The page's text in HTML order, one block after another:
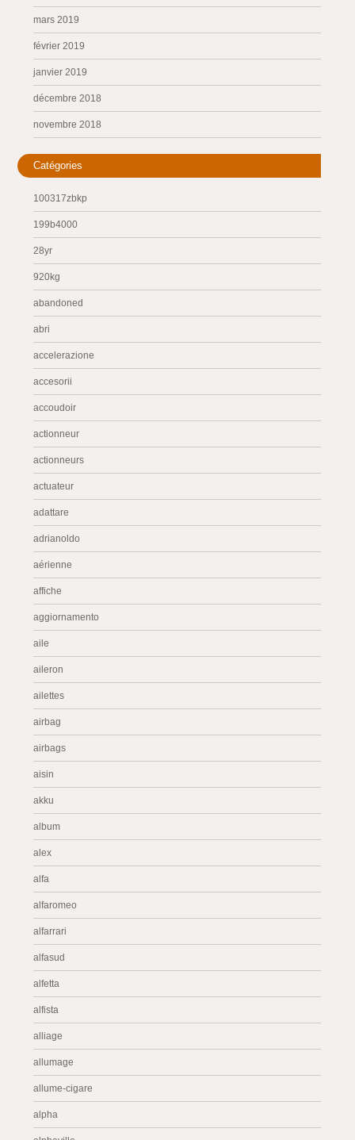
mars 2019
février 2019
janvier 2019
décembre 2018
novembre 2018
Catégories
100317zbkp
199b4000
28yr
920kg
abandoned
abri
accelerazione
accesorii
accoudoir
actionneur
actionneurs
actuateur
adattare
adrianoldo
aérienne
affiche
aggiornamento
aile
aileron
ailettes
airbag
airbags
aisin
akku
album
alex
alfa
alfaromeo
alfarrari
alfasud
alfetta
alfista
alliage
allumage
allume-cigare
alpha